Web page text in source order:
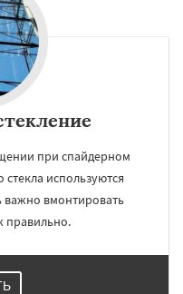
при спайдерном
стекла используются
важно вмонтировать
правильно.